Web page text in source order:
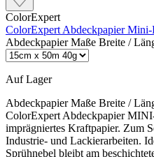
ColorExpert
ColorExpert Abdeckpapier
Abdeckpapier Maße Breite /
Auf Lager
Abdeckpapier Maße Breite /
ColorExpert Abdeckpapier
imprägniertes Kraftpapier. Zum
Industrie- und Lackierarbeiten.
Sprühnebel bleibt am